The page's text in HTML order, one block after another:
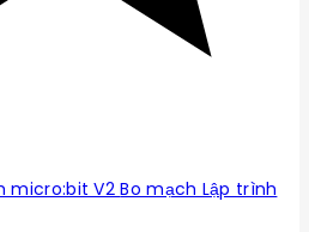
Bo mạch Lập trình